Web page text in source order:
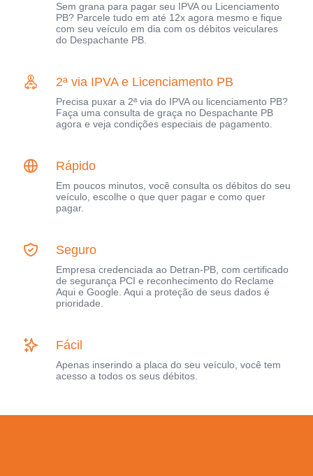
Sem grana para pagar seu IPVA ou Licenciamento
PB? Parcele tudo em até 12x agora mesmo e fique
com seu veículo em dia com os débitos veiculares
do Despachante PB.
2ª via IPVA e Licenciamento PB
Precisa puxar a 2ª via do IPVA ou licenciamento PB?
Faça uma consulta de graça no Despachante PB
agora e veja condições especiais de pagamento.
Rápido
Em poucos minutos, você consulta os débitos do seu
veículo, escolhe o que quer pagar e como quer
pagar.
Seguro
Empresa credenciada ao Detran-PB, com certificado
de segurança PCI e reconhecimento do Reclame
Aqui e Google. Aqui a proteção de seus dados é
prioridade.
Fácil
Apenas inserindo a placa do seu veículo, você tem
acesso a todos os seus débitos.